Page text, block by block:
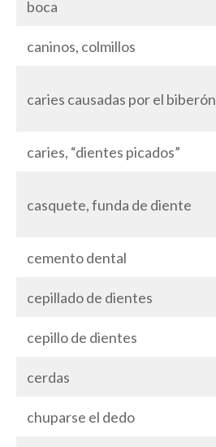
boca
caninos, colmillos
caries causadas por el biberón
caries, “dientes picados”
casquete, funda de diente
cemento dental
cepillado de dientes
cepillo de dientes
cerdas
chuparse el dedo